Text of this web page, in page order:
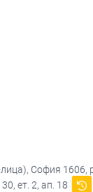
София 1606,
ет. 2, ап. 18